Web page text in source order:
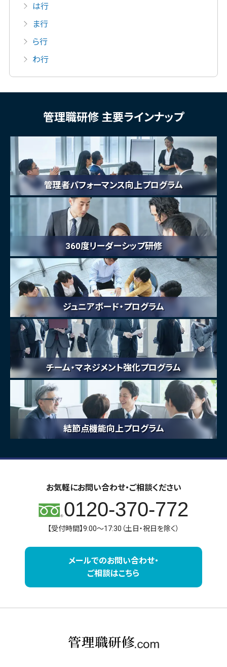
は行
ま行
ら行
わ行
管理職研修 主要ラインナップ
管理者パフォーマンス向上プログラム
360度リーダーシップ研修
ジュニアボード・プログラム
チーム・マネジメント強化プログラム
結節点機能向上プログラム
お気軽にお問い合わせ・ご相談ください
0120-370-772
【受付時間】9:00～17:30（土日・祝日を除く）
メールでのお問い合わせ・
ご相談はこちら